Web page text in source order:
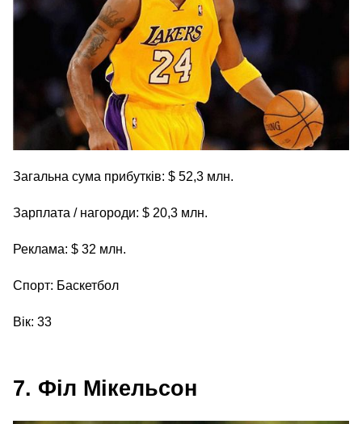
Загальна сума прибутків: $ 52,3 млн.
Зарплата / нагороди: $ 20,3 млн.
Реклама: $ 32 млн.
Спорт: Баскетбол
Вік: 33
7. Філ Мікельсон